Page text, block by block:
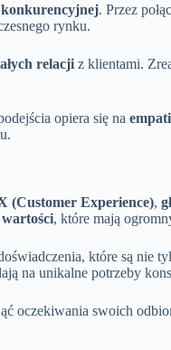
. Przez
rynku.
relacji z klientami.
opiera się na
(Customer Experience),
wartości, które mają
które są nie
na unikalne potrzeby
oczekiwania swoich